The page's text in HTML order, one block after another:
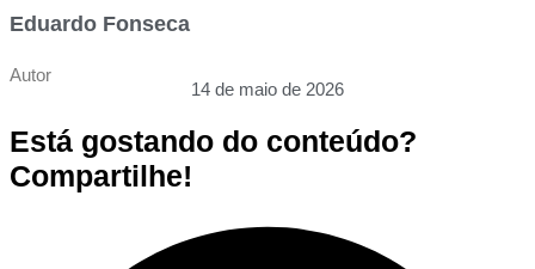
Eduardo Fonseca
Autor
14 de maio de 2026
Está gostando do conteúdo?
Compartilhe!